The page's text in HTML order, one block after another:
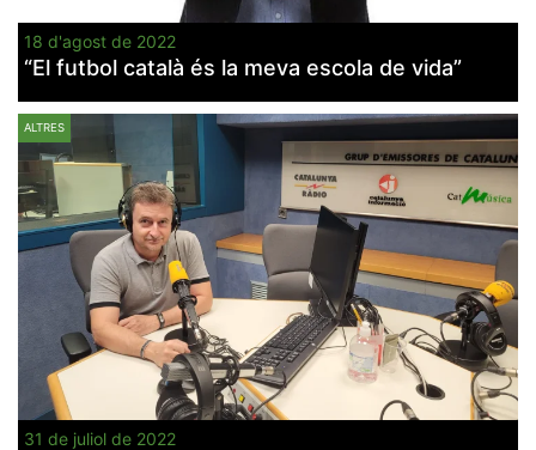
18 d'agost de 2022
“El futbol català és la meva escola de vida”
ALTRES
31 de juliol de 2022